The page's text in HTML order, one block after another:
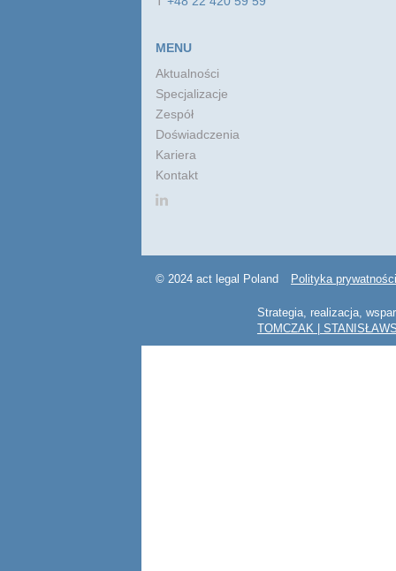
MENU
Aktualności
Specjalizacje
Zespół
Doświadczenia
Kariera
Kontakt
© 2024 act legal Poland Polityka
Strategia, realizacja,
TOMCZAK |